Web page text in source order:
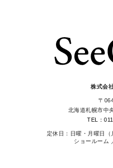
株式会
〒
北海道札幌市中
TEL：
定休日：日曜・月曜日（
ショールーム